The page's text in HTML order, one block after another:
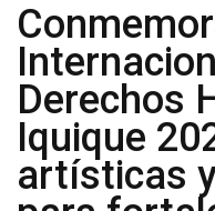
Derechos
Iquique
artísticas